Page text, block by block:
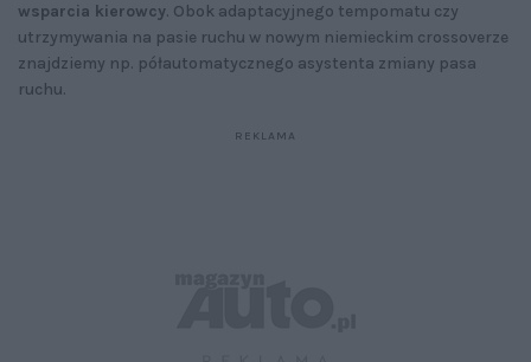
wsparcia kierowcy. Obok adaptacyjnego tempomatu czy
utrzymywania na pasie ruchu w nowym niemieckim crossoverze
znajdziemy np. półautomatycznego asystenta zmiany pasa
ruchu.